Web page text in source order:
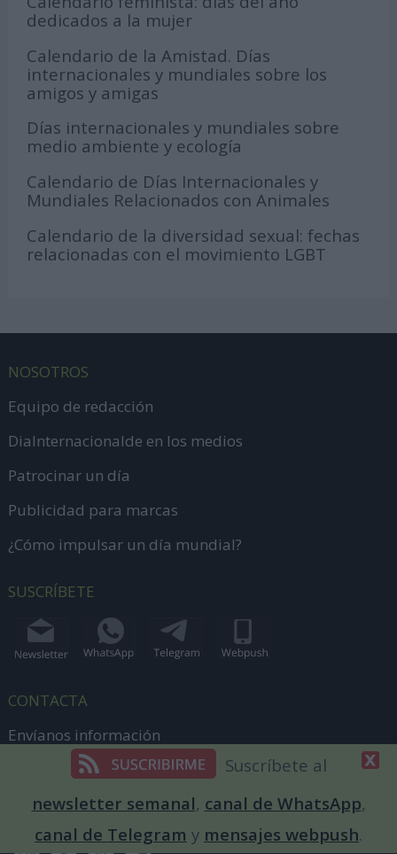
dedicados a la mujer
Calendario de la Amistad. Días
internacionales y mundiales sobre los
amigos y amigas
Días internacionales y mundiales sobre
medio ambiente y ecología
Calendario de Días Internacionales y
Mundiales Relacionados con Animales
Calendario de la diversidad sexual: fechas
relacionadas con el movimiento LGBT
NOSOTROS
Equipo de redacción
DiaInternacionalde en los medios
Patrocinar un día
Publicidad para marcas
¿Cómo impulsar un día mundial?
SUSCRÍBETE
CONTACTA
Envíanos información
dias@diainternacionalde.com
+34 644 62 56 16
Suscríbete al
newsletter semanal, canal de WhatsApp,
canal de Telegram y mensajes webpush.